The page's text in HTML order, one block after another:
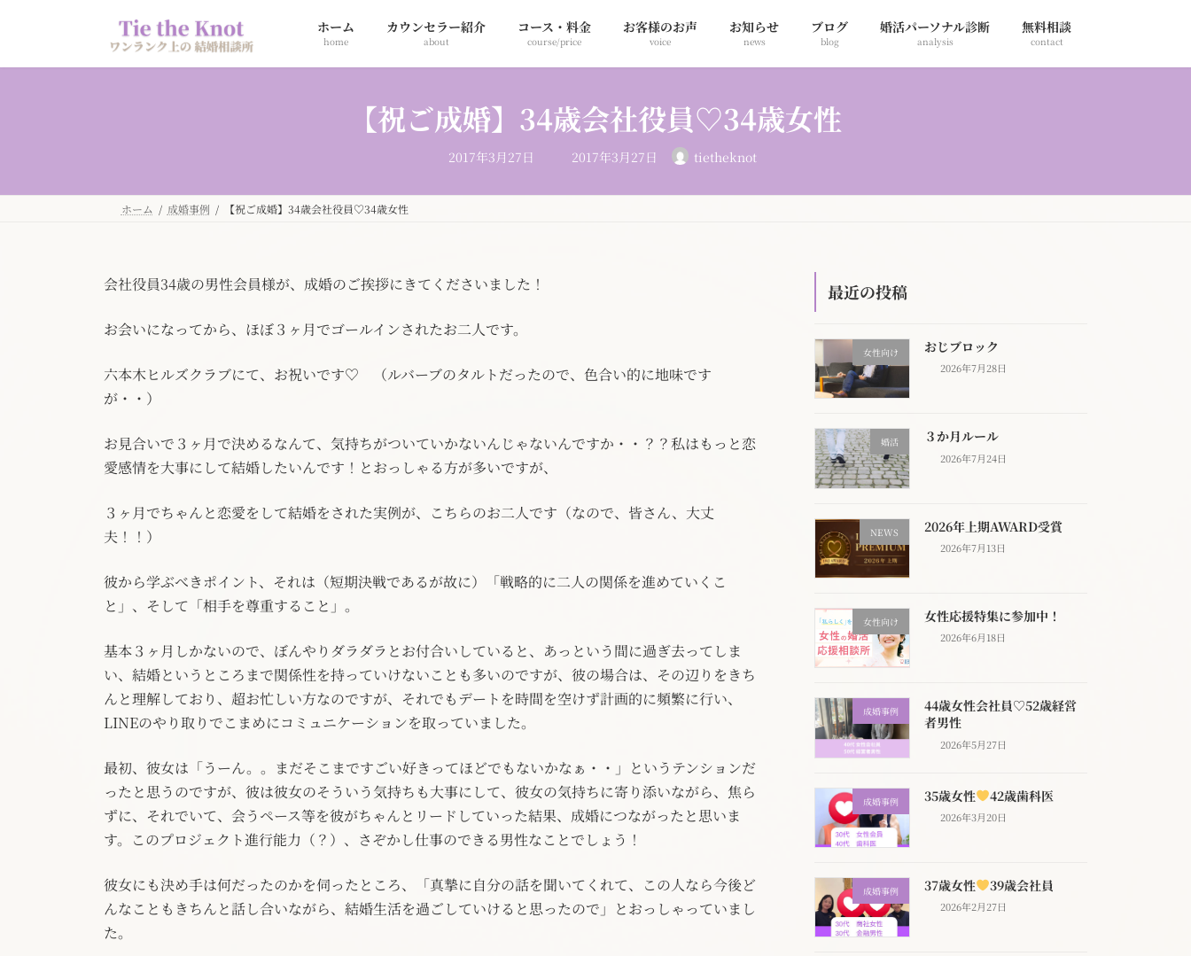
ン
プ
ー
動
ホーム
home
カウンセラー紹介
about
コース・料金
course/price
お客様のお声
voice
お知らせ
news
ブログ
blog
婚活パーソナル診断
analysis
無料相談
contact
【祝ご成婚】34歳会社役員♡34歳女性
2017年3月27日 最
終
日
2017年3月27日 tietheknot
ホーム 成婚事例 【祝ご成婚】34歳会社役員♡34歳女性
会社役員34歳の男性会員様が、成婚のご挨拶にきてくださいました！
お会いになってから、ほぼ３ヶ月でゴールインされたお二人です。
六本木ヒルズクラブにて、お祝いです♡ （ルバーブのタルトだったので、色合い的に地味です
が・・）
お見合いで３ヶ月で決めるなんて、気持ちがついていかないんじゃないんですか・・？？私はもっと恋
愛感情を大事にして結婚したいんです！とおっしゃる方が多いですが、
３ヶ月でちゃんと恋愛をして結婚をされた実例が、こちらのお二人です（なので、皆さん、大丈
夫！！）
彼から学ぶべきポイント、それは（短期決戦であるが故に）「戦略的に二人の関係を進めていくこ
と」、そして「相手を尊重すること」。
基本３ヶ月しかないので、ぼんやりダラダラとお付合いしていると、あっという間に過ぎ去ってしま
い、結婚というところまで関係性を持っていけないことも多いのですが、彼の場合は、その辺りをきち
んと理解しており、超お忙しい方なのですが、それでもデートを時間を空けず計画的に頻繁に行い、
LINEのやり取りでこまめにコミュニケーションを取っていました。
最初、彼女は「うーん。。まだそこまですごい好きってほどでもないかなぁ・・」というテンションだ
ったと思うのですが、彼は彼女のそういう気持ちも大事にして、彼女の気持ちに寄り添いながら、焦ら
ずに、それでいて、会うペース等を彼がちゃんとリードしていった結果、成婚につながったと思いま
す。このプロジェクト進行能力（？）、さぞかし仕事のできる男性なことでしょう！
彼女にも決め手は何だったのかを伺ったところ、「真摯に自分の話を聞いてくれて、この人なら今後ど
んなこともきちんと話し合いながら、結婚生活を過ごしていけると思ったので」とおっしゃっていまし
た。
最近の投稿
女性向け おじブロック
2026年7月28日
婚活 ３か月ルール
2026年7月24日
NEWS 2026年上期AWARD受賞
2026年7月13日
女性向け 女性応援特集に参加中！
2026年6月18日
成婚事例
44歳女性会社員♡52歳経営
者男性
2026年5月27日
成婚事例 35歳女性 42歳歯科医
2026年3月20日
成婚事例 37歳女性 39歳会社員
2026年2月27日